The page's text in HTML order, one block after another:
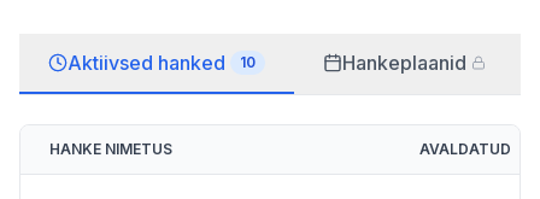
Aktiivsed hanked 10 Hankeplaanid
HANKE NIMETUS AVALDATUD